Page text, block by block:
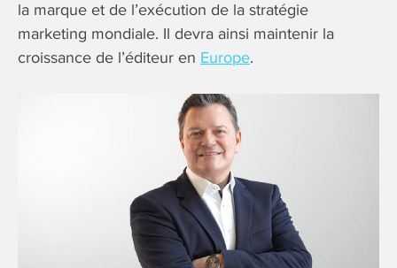
la marque et de l’exécution de la stratégie
marketing mondiale. Il devra ainsi maintenir la
croissance de l’éditeur en Europe.